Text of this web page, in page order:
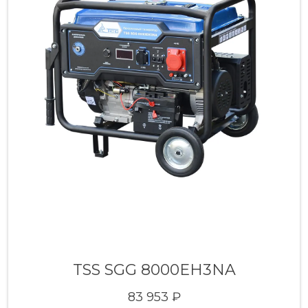
TSS SGG 8000EH3NA
83 953 ₽